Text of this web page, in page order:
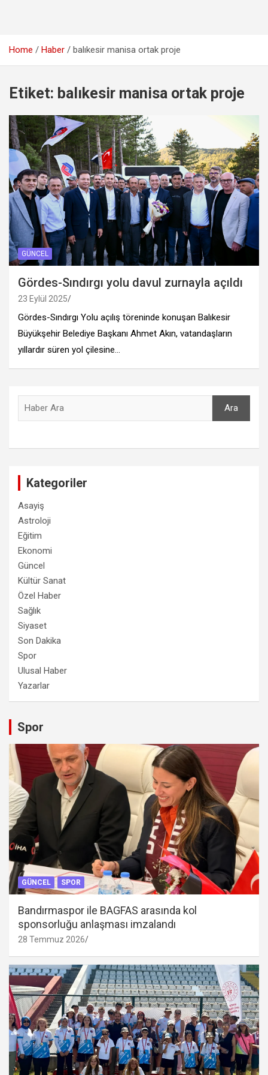
Home Haber balıkesir manisa ortak proje
Etiket: balıkesir manisa ortak proje
GÜNCEL
Gördes-Sındırgı yolu davul zurnayla açıldı
23 Eylül 2025
Gördes-Sındırgı Yolu açılış töreninde konuşan Balıkesir
Büyükşehir Belediye Başkanı Ahmet Akın, vatandaşların
yıllardır süren yol çilesine…
Ara
Kategoriler
Asayiş
Astroloji
Eğitim
Ekonomi
Güncel
Kültür Sanat
Özel Haber
Sağlık
Siyaset
Son Dakika
Spor
Ulusal Haber
Yazarlar
Spor
GÜNCEL SPOR
Bandırmaspor ile BAGFAS arasında kol
sponsorluğu anlaşması imzalandı
28 Temmuz 2026